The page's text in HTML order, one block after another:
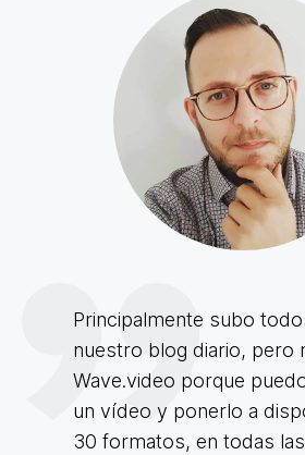
Principalmente subo
nuestro blog diario, pero
Wave.video porque
un vídeo y ponerlo a
30 formatos, en todas